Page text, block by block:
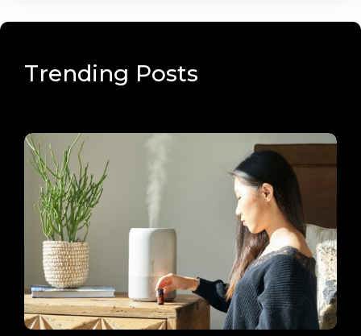
Trending Posts